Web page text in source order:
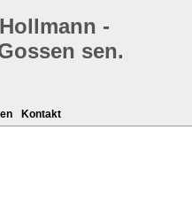
-
sen.
Kontakt